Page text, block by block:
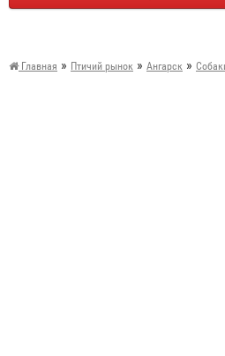
Главная » Птичий рынок » Ангарск »